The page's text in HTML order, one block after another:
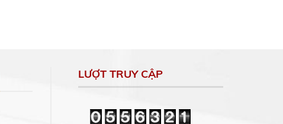
LƯỢT TRUY CẬP